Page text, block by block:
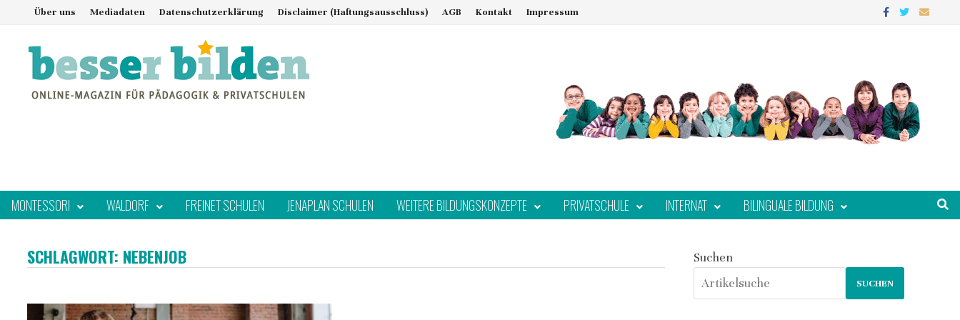
springen
Über uns Mediadaten Datenschutzerklärung Disclaimer (Haftungsausschluss) AGB Kontakt Impressum
MONTESSORI WALDORF FREINET SCHULEN JENAPLAN SCHULEN WEITERE BILDUNGSKONZEPTE PRIVATSCHULE INTERNAT BILINGUALE BILDUNG
SCHLAGWORT: NEBENJOB Suchen
SUCHEN